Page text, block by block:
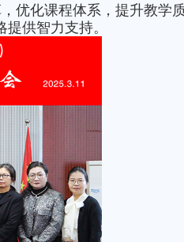
优化课程体系，提升教学
供智力支持。